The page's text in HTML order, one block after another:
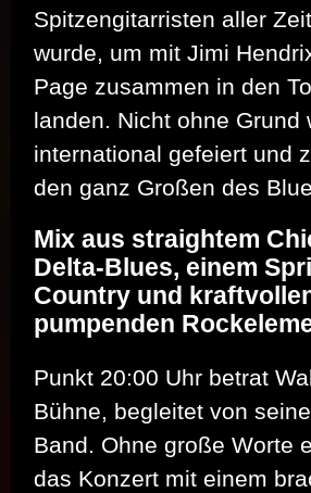
Spitzengitarristen aller
wurde, um mit Jimi
Page zusammen in den
landen. Nicht ohne Grund
international gefeiert und
den ganz Großen des
Mix aus straightem
Delta-Blues, einem
Country und
pumpenden
Punkt 20:00 Uhr betrat
Bühne, begleitet von
Band. Ohne große Worte
das Konzert mit einem